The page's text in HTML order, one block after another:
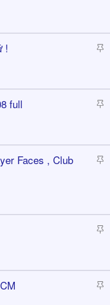
c
kS
c
k
!
S
c
k
full
S
k
y
Faces , Club
S
c
kS